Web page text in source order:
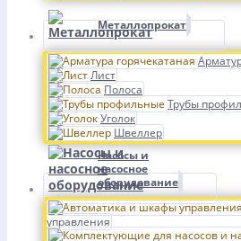
Металлопрокат
Лист
Полоса
Трубы
Уголок
Швеллер
Насосы и
насосное
оборудование
управления